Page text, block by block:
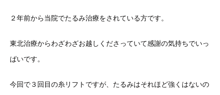
２年前から当院でたるみ治療をされている方です。
東北治療からわざわざお越しくださっていて感謝の気持ちでいっ
ぱいです。
今回で３回目の糸リフトですが、たるみはそれほど強くはないの